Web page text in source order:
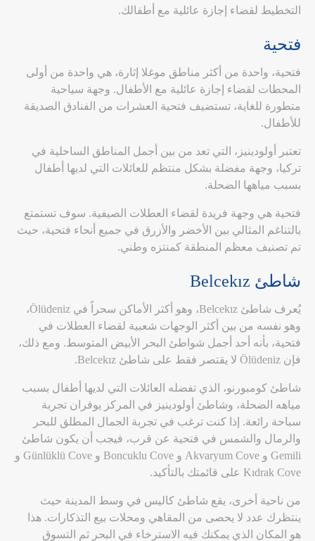
التخطيط لقضاء إجازة عائلية مع أطفالك.
فتحية
فتحية، واحدة من أكثر مناطق موغلا إثارة، هي واحدة من أولى
المحطات لقضاء إجازة عائلية مع الأطفال. وجهة سياحية
متطورة للغاية، تستضيف فتحية العشرات من الفنادق الصديقة
للأطفال.
تعتبر أولودينيز، التي تعد من بين أجمل المناطق الساحلية في
تركيا، وجهة مفضلة بشكل منتظم للعائلات التي لديها أطفال
بسبب مياهها الضحلة.
فتحية هي وجهة فريدة لقضاء العطلات الصيفية. سوف تستمتع
بالتناغم المثالي بين الأخضر والأزرق في جميع أنحاء فتحية، حيث
تم تصنيف معظم المنطقة كمنتزه وطني.
شاطئ Belcekız
يُعرف شاطئ Belcekız، وهو أكثر الأماكن سحراً في Ölüdeniz،
وهو نفسه من بين أكثر الوجهات شعبية لقضاء العطلات في
فتحية، بأنه أحد أجمل شواطئ البحر الأبيض المتوسط. ومع ذلك،
فإن Ölüdeniz لا يقتصر فقط على شاطئ Belcekız.
شاطئ كومبورنو، الذي تفضله العائلات التي لديها أطفال بسبب
مياهه الضحلة، وشاطئ أولودينيز في المركز يوفران تجربة
سباحة رائعة. إذا كنت ترغب في تجربة الجمال المطلق للبحر
والرمال والشمس في فتحية عن قرب، فيجب أن يكون شاطئ
Gemili و Akvaryum Cove و Boncuklu Cove و Günlüklü Cove و
Kıdrak Cove على قائمتك بالتأكيد.
من ناحية أخرى، يقع شاطئ كاليس في وسط المدينة حيث
ينتظرك عدد لا يحصى من المقاهي ومحلات بيع التذكارات. هذا
هو المكان الذي يمكنك فيه الاسترخاء في البحر ثم التسوق